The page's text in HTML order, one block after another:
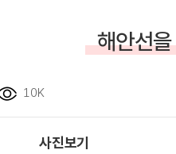
해안선
10K
사진보기